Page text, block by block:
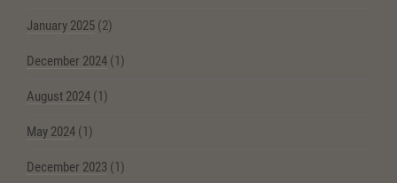
January 2025 (2)
December 2024 (1)
August 2024 (1)
May 2024 (1)
December 2023 (1)